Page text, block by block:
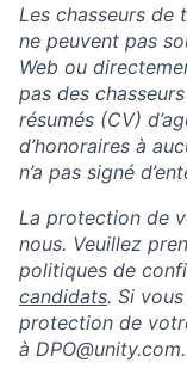
Les chasseurs de
ne peuvent pas
Web ou
pas des
résumés (CV)
d’honoraires à
n’a pas signé
La protection de
nous. Veuillez
politiques de
candidats. Si
protection de
à DPO@unity.com.